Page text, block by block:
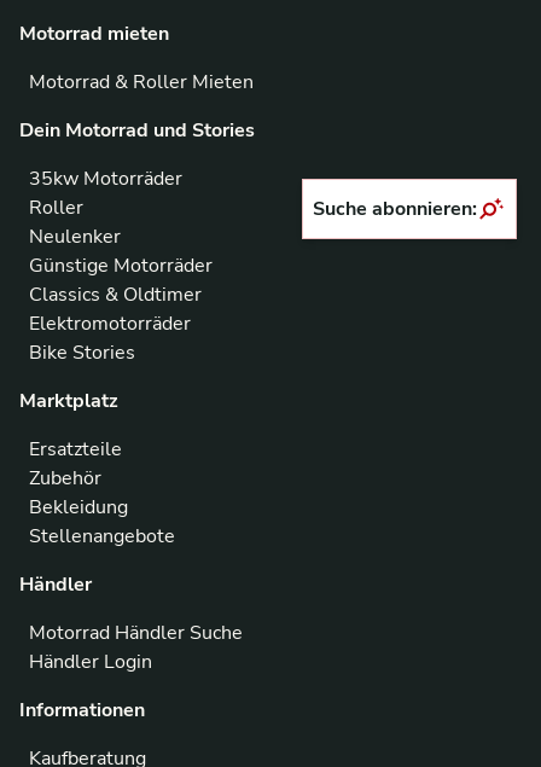
Motorrad mieten
Motorrad & Roller Mieten
Dein Motorrad und Stories
35kw Motorräder
Roller
Neulenker
Günstige Motorräder
Classics & Oldtimer
Elektromotorräder
Bike Stories
Marktplatz
Ersatzteile
Zubehör
Bekleidung
Stellenangebote
Händler
Motorrad Händler Suche
Händler Login
Informationen
Kaufberatung
Suche abonnieren: